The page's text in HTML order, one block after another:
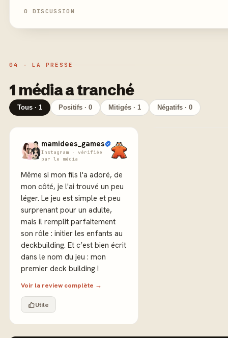
0 DISCUSSION
04 - LA PRESSE
1 média a tranché
Tous · 1 Positifs · 0 Mitigés · 1 Négatifs · 0
mamidees_games
Instagram · vérifiée
par le média
Même si mon fils l'a adoré, de
mon côté, je l'ai trouvé un peu
léger. Le jeu est simple et peu
surprenant pour un adulte,
mais il remplit parfaitement
son rôle : initier les enfants au
deckbuilding. Et c’est bien écrit
dans le nom du jeu : mon
premier deck building !
Voir la review complète →
Utile